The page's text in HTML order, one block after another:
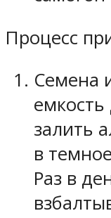
Процесс
Семена
залить
в
Раз в